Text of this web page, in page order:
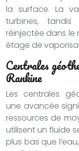
la surface. La
turbines,
réinjectée dans le
étage de
Centrales
Rankine
Les centrales
une avancée
ressources de
utilisent un fluide
plus bas que